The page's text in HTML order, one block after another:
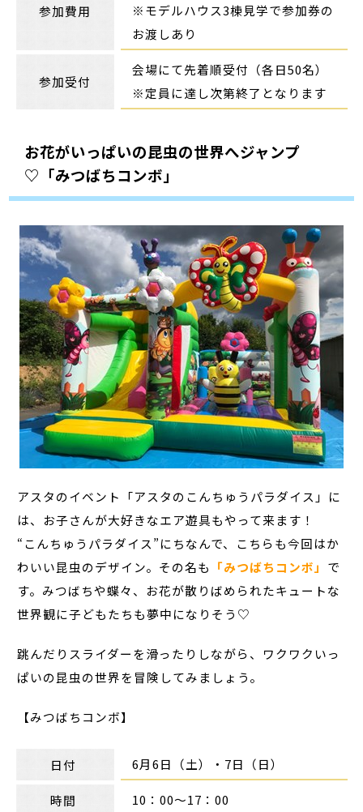
参加費用
※モデルハウス3棟見学で参加券の
お渡しあり
参加受付
会場にて先着順受付（各日50名）
※定員に達し次第終了となります
お花がいっぱいの昆虫の世界へジャンプ
♡「みつばちコンボ」
アスタのイベント「アスタのこんちゅうパラダイス」に
は、お子さんが大好きなエア遊具もやって来ます！
“こんちゅうパラダイス”にちなんで、こちらも今回はか
わいい昆虫のデザイン。その名も 「みつばちコンボ」 で
す。みつばちや蝶々、お花が散りばめられたキュートな
世界観に子どもたちも夢中になりそう♡
跳んだりスライダーを滑ったりしながら、ワクワクいっ
ぱいの昆虫の世界を冒険してみましょう。
【みつばちコンボ】
日付 6月6日（土）・7日（日）
時間 10：00～17：00